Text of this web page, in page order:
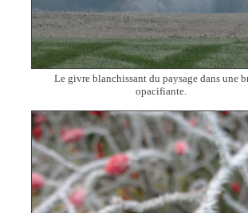
Le givre blanchissant du paysage dans une
opacifiante.